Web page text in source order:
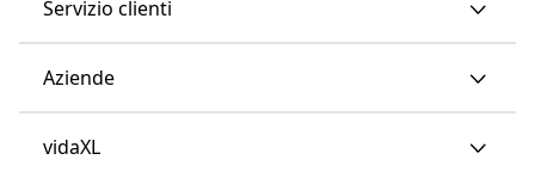
Servizio clienti
Aziende
vidaXL